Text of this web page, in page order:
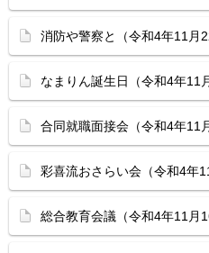
消防や警察と（令和4年11月
なまりん誕生日（令和4年11
合同就職面接会（令和4年11
彩喜流おさらい会（令和4年
総合教育会議（令和4年11月